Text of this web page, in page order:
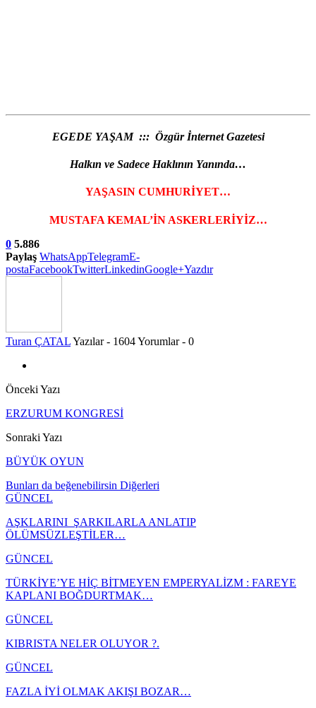
EGEDE YAŞAM ::: Özgür İnternet Gazetesi
Halkın ve Sadece Haklının Yanında…
YAŞASIN CUMHURİYET…
MUSTAFA KEMAL’İN ASKERLERİYİZ…
0 5.886
Paylaş WhatsAppTelegramE-
postaFacebookTwitterLinkedinGoogle+Yazdır
Turan ÇATALYazılar - 1604Yorumlar - 0
Önceki Yazı
ERZURUM KONGRESİ
Sonraki Yazı
BÜYÜK OYUN
Bunları da beğenebilirsin Diğerleri
GÜNCEL
AŞKLARINI ŞARKILARLA ANLATIP
ÖLÜMSÜZLEŞTİLER…
GÜNCEL
TÜRKİYE’YE HİÇ BİTMEYEN EMPERYALİZM : FAREYE
KAPLANI BOĞDURTMAK…
GÜNCEL
KIBRISTA NELER OLUYOR ?.
GÜNCEL
FAZLA İYİ OLMAK AKIŞI BOZAR…